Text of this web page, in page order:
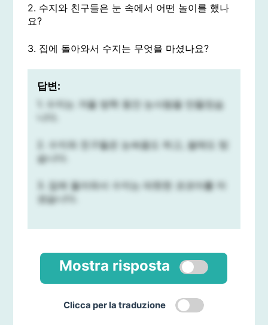
2. 수지와 친구들은 눈 속에서 어떤 놀이를 했나
요?
3. 집에 돌아와서 수지는 무엇을 마셨나요?
답변:
1. 수지는 겨울 방학 동안 눈사람을 만들었습
2. 수지와 친구들은 눈싸움도 하고, 썰매도 탔
습니다.
3. 집에 돌아와서 수지는 따뜻한 코코아를 마
셨습니다.
Mostra risposta
Clicca per la traduzione